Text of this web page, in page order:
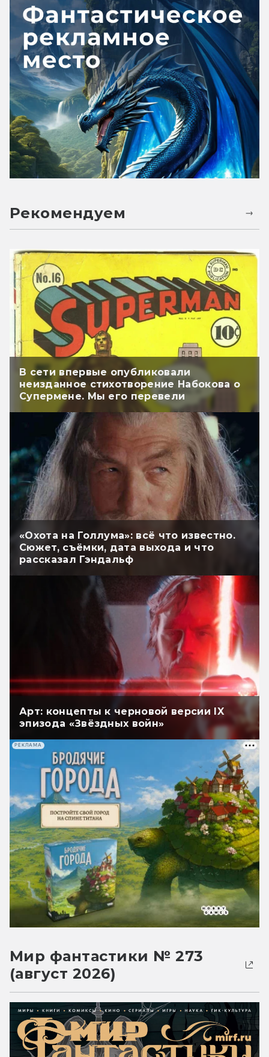
Рекомендуем
В сети впервые опубликовали
неизданное стихотворение Набокова о
Супермене. Мы его перевели
«Охота на Голлума»: всё что известно.
Сюжет, съёмки, дата выхода и что
рассказал Гэндальф
Арт: концепты к черновой версии IX
эпизода «Звёздных войн»
РЕКЛАМА
Мир фантастики № 273
(август 2026)